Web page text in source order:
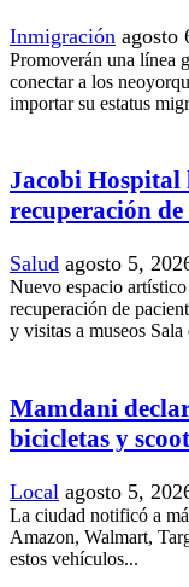
Inmigración agosto
Promoverán una línea
conectar a los
importar su estatus
Jacobi Hospital
recuperación de
Salud agosto 5,
Nuevo espacio
recuperación de
y visitas a museos Sala
Mamdani
bicicletas y
Local agosto 5,
La ciudad notificó a
Amazon, Walmart,
estos vehículos...